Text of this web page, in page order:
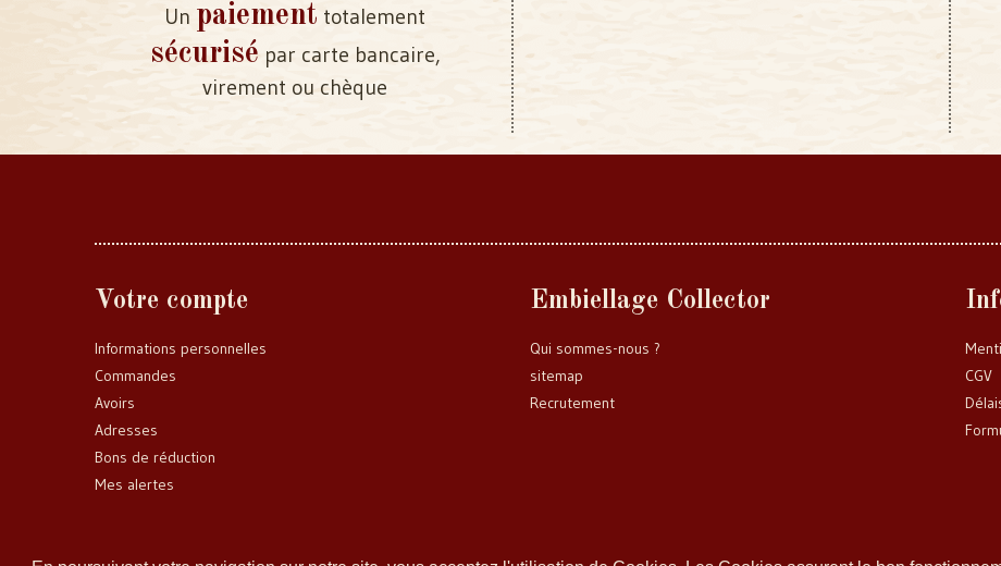
Un paiement totalement
sécurisé par carte bancaire,
virement ou chèque
Votre compte
Informations personnelles
Commandes
Avoirs
Adresses
Bons de réduction
Mes alertes
Embiellage Collector
Qui sommes-nous ?
sitemap
Recrutement
CGV